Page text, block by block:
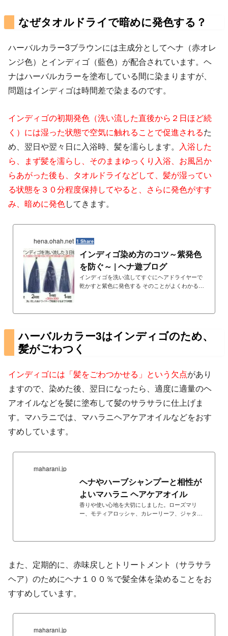
なぜタオルドライで暗めに発色する？
ハーバルカラー3ブラウンには主成分としてヘナ（赤オレ
ンジ色）とインディゴ（藍色）が配合されています。ヘ
ナはハーバルカラーを塗布している間に染まりますが、
問題はインディゴは時間差で染まるのです。
インディゴの初期発色（洗い流した直後から２日ほど続
く）には湿った状態で空気に触れることで促進されるた
め、翌日や翌々日に入浴時、髪を濡らします。 入浴した
ら、まず髪を濡らし、そのままゆっくり入浴、お風呂か
らあがった後も、タオルドライなどして、髪が湿ってい
る状態を３０分程度保持してやると、さらに発色がすす
み、暗めに発色してきます。
hena.ohah.net 1 Share
インディゴ染め方のコツ～紫発色
を防ぐ～ | ヘナ遊ブログ
インディゴを洗い流してすぐにヘアドライヤーで
乾かすと紫色に発色する そのことがよくわかるの
く染まっておらず、数日経過すると、この０分の
ように、紫発色が現れる、このことを０分の毛束
が示している。 さて、この写真で最も重要な意味
束。これがイ...
ハーバルカラー3はインディゴのため、
髪がごわつく
インディゴには「髪をごわつかせる」という欠点があり
ますので、染めた後、翌日になったら、適度に適量のヘ
アオイルなどを髪に塗布して髪のサラサラに仕上げま
す。マハラニでは、マハラニヘアケアオイルなどをおす
すめしています。
maharani.jp
ヘナやハーブシャンプーと相性が
よいマハラニ ヘアケアオイル
香りや使い心地を大切にしました。ローズマリ
ー、モティアロッシャ、カレーリーフ、ジャタマ
また、定期的に、赤味戻しとトリートメント（サラサラ
ヘア）のためにヘナ１００％で髪全体を染めることをお
すすめしています。
maharani.jp